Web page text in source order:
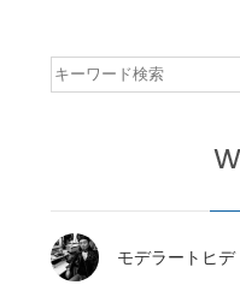
モデラートヒデ